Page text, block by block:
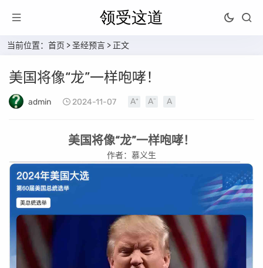
当前位置： 首页 >圣经预言 > 正文
美国将像“龙”一样咆哮！
admin 2024-11-07
美国将像“龙”一样咆哮！
作者：慕义生